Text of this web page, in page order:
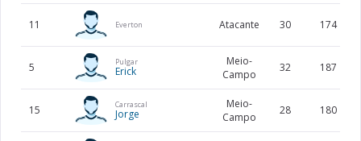
11 Everton Atacante 30 174
5 Pulgar
Erick
Meio-
Campo
32 187
15 Carrascal
Jorge
Meio-
Campo
28 180